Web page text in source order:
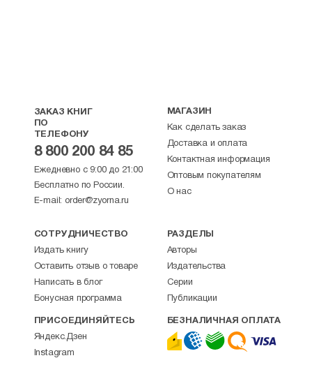
ЗАКАЗ КНИГ
ПО
ТЕЛЕФОНУ
8 800 200 84 85
Ежедневно с 9:00 до 21:00
Бесплатно по России.
E-mail: order@zyorna.ru
МАГАЗИН
Как сделать заказ
Доставка и оплата
Контактная информация
Оптовым покупателям
О нас
СОТРУДНИЧЕСТВО
Издать книгу
Оставить отзыв о товаре
Написать в блог
Бонусная программа
РАЗДЕЛЫ
Авторы
Издательства
Серии
Публикации
ПРИСОЕДИНЯЙТЕСЬ
Яндекс.Дзен
Instagram
БЕЗНАЛИЧНАЯ ОПЛАТА